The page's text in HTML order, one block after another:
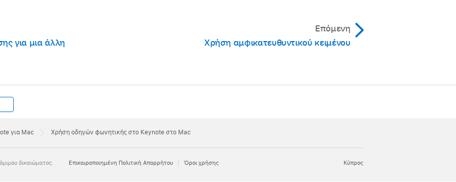
εκτός του παραθύρου «Κείμενο οδηγού φωνητικής» για να εφαρμοστεί το
και μετά κλείστε το παράθυρο.
για μια άλλη
Επόμενη
Χρήση αμφικατευθυντικού κειμένου
για Mac Χρήση οδηγών φωνητικής στο Keynote στο Mac
Κύπρος
δικαιώματος. Eπικαιροποιημένη Πολιτική Απορρήτου Όροι χρήσης